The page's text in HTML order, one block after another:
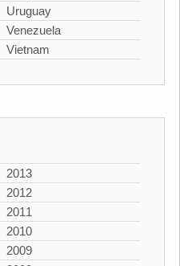
Uruguay
Venezuela
Vietnam
2013
2012
2011
2010
2009